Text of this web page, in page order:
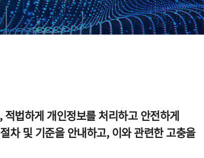
법하게 개인정보를 처리하고 안전하게
차 및 기준을 안내하고, 이와 관련한 고충을